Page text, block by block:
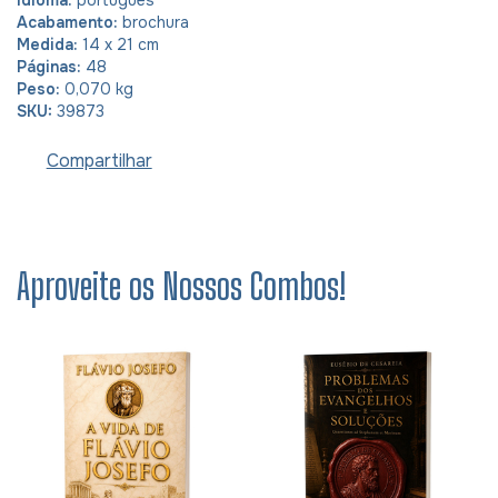
Acabamento: brochura
Medida: 14 x 21 cm
Páginas: 48
Peso: 0,070 kg
SKU: 39873
Compartilhar
Aproveite os Nossos Combos!